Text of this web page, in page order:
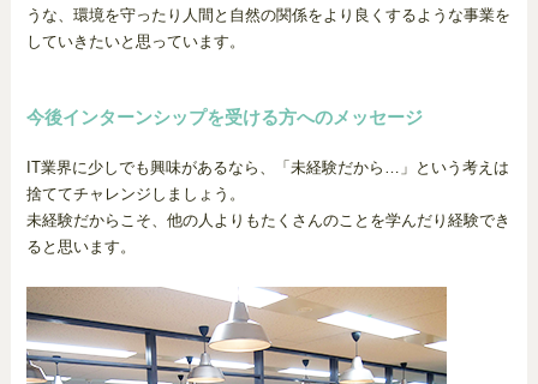
うな、環境を守ったり人間と自然の関係をより良くするような事業を
していきたいと思っています。
今後インターンシップを受ける方へのメッセージ
IT業界に少しでも興味があるなら、「未経験だから…」という考えは
捨ててチャレンジしましょう。
未経験だからこそ、他の人よりもたくさんのことを学んだり経験でき
ると思います。